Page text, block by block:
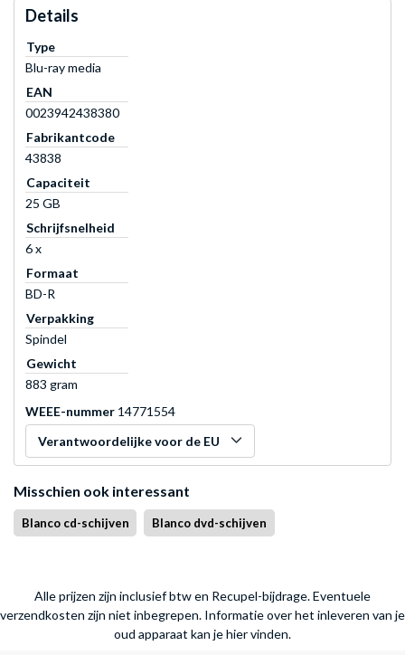
Details
Type
Blu-ray media
EAN
0023942438380
Fabrikantcode
43838
Capaciteit
25 GB
Schrijfsnelheid
6 x
Formaat
BD-R
Verpakking
Spindel
Gewicht
883 gram
WEEE-nummer 14771554
Verantwoordelijke voor de EU
Misschien ook interessant
Blanco cd-schijven Blanco dvd-schijven
Alle prijzen zijn inclusief btw en Recupel-bijdrage. Eventuele
verzendkosten zijn niet inbegrepen. Informatie over het inleveren van je
oud apparaat kan je hier vinden.